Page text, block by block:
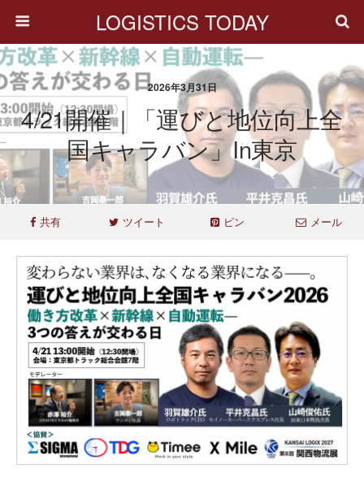
LOGISTICS TODAY
2026年3月31日
4/21開催｜「運びと地位向上全
国キャラバン」in東京
共有 ツイート ピン メール